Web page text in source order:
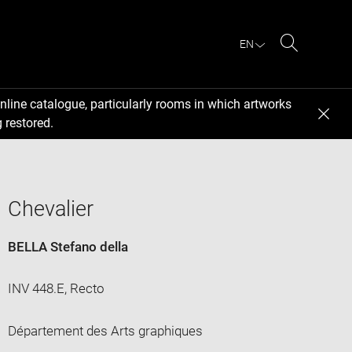
EN
catalogue, particularly rooms in which artworks
restored.
Chevalier
BELLA Stefano della
INV 448.E, Recto
Département des Arts graphiques